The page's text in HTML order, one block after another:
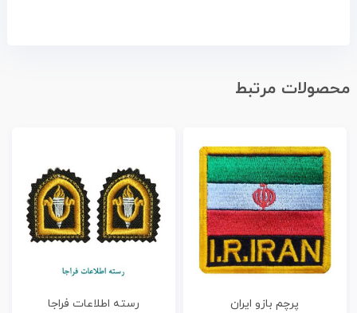
محصولات مرتبط
پرچم بازو ایران رسته اطلاعات فراجا